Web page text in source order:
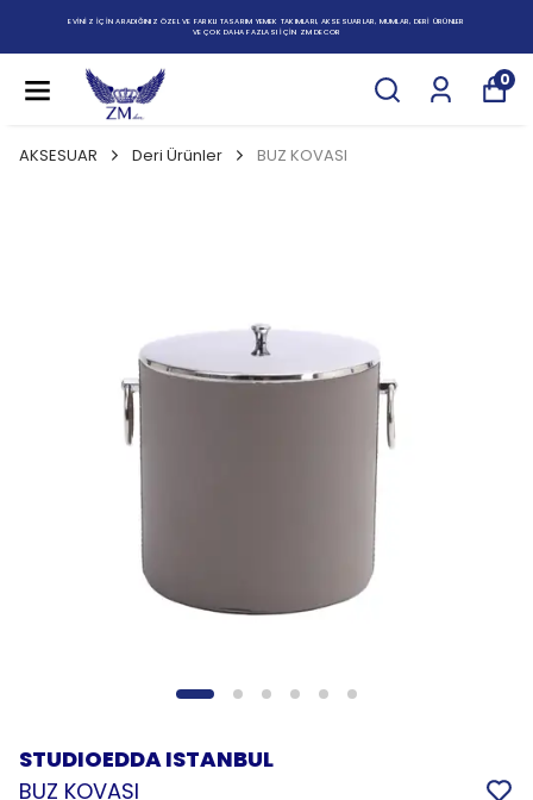
EVİNİZ İÇİN ARADIĞINIZ ÖZEL VE FARKLI TASARIM YEMEK TAKIMLARI, AKSESUARLAR, MUMLAR, DERİ ÜRÜNLER
VE ÇOK DAHA FAZLASI İÇİN ZM DECOR
0
AKSESUAR Deri Ürünler BUZ KOVASI
STUDIOEDDA ISTANBUL
BUZ KOVASI